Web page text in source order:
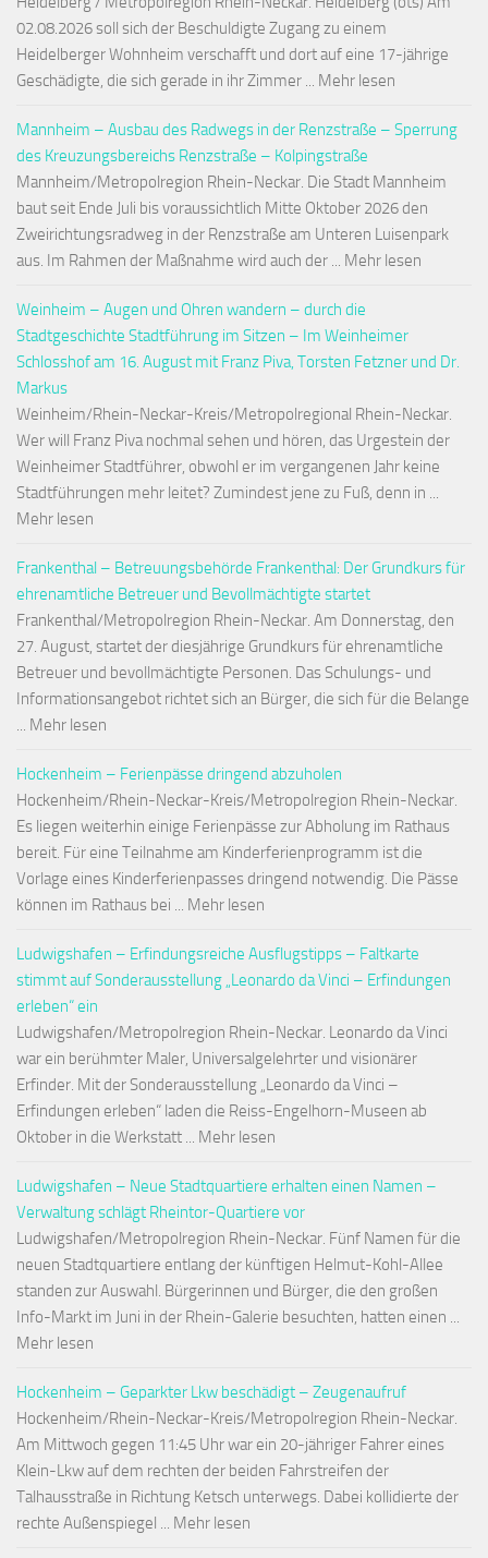
02.08.2026 soll sich der Beschuldigte Zugang zu einem
Heidelberger Wohnheim verschafft und dort auf eine 17-jährige
Geschädigte, die sich gerade in ihr Zimmer ... Mehr lesen
Mannheim – Ausbau des Radwegs in der Renzstraße – Sperrung
des Kreuzungsbereichs Renzstraße – Kolpingstraße
Mannheim/Metropolregion Rhein-Neckar. Die Stadt Mannheim
baut seit Ende Juli bis voraussichtlich Mitte Oktober 2026 den
Zweirichtungsradweg in der Renzstraße am Unteren Luisenpark
aus. Im Rahmen der Maßnahme wird auch der ... Mehr lesen
Weinheim – Augen und Ohren wandern – durch die
Stadtgeschichte Stadtführung im Sitzen – Im Weinheimer
Schlosshof am 16. August mit Franz Piva, Torsten Fetzner und Dr.
Markus
Weinheim/Rhein-Neckar-Kreis/Metropolregional Rhein-Neckar.
Wer will Franz Piva nochmal sehen und hören, das Urgestein der
Weinheimer Stadtführer, obwohl er im vergangenen Jahr keine
Stadtführungen mehr leitet? Zumindest jene zu Fuß, denn in ...
Mehr lesen
Frankenthal – Betreuungsbehörde Frankenthal: Der Grundkurs für
ehrenamtliche Betreuer und Bevollmächtigte startet
Frankenthal/Metropolregion Rhein-Neckar. Am Donnerstag, den
27. August, startet der diesjährige Grundkurs für ehrenamtliche
Betreuer und bevollmächtigte Personen. Das Schulungs- und
Informationsangebot richtet sich an Bürger, die sich für die Belange
... Mehr lesen
Hockenheim – Ferienpässe dringend abzuholen
Hockenheim/Rhein-Neckar-Kreis/Metropolregion Rhein-Neckar.
Es liegen weiterhin einige Ferienpässe zur Abholung im Rathaus
bereit. Für eine Teilnahme am Kinderferienprogramm ist die
Vorlage eines Kinderferienpasses dringend notwendig. Die Pässe
können im Rathaus bei ... Mehr lesen
Ludwigshafen – Erfindungsreiche Ausflugstipps – Faltkarte
stimmt auf Sonderausstellung „Leonardo da Vinci – Erfindungen
erleben“ ein
Ludwigshafen/Metropolregion Rhein-Neckar. Leonardo da Vinci
war ein berühmter Maler, Universalgelehrter und visionärer
Erfinder. Mit der Sonderausstellung „Leonardo da Vinci –
Erfindungen erleben“ laden die Reiss-Engelhorn-Museen ab
Oktober in die Werkstatt ... Mehr lesen
Ludwigshafen – Neue Stadtquartiere erhalten einen Namen –
Verwaltung schlägt Rheintor-Quartiere vor
Ludwigshafen/Metropolregion Rhein-Neckar. Fünf Namen für die
neuen Stadtquartiere entlang der künftigen Helmut-Kohl-Allee
standen zur Auswahl. Bürgerinnen und Bürger, die den großen
Info-Markt im Juni in der Rhein-Galerie besuchten, hatten einen ...
Mehr lesen
Hockenheim – Geparkter Lkw beschädigt – Zeugenaufruf
Hockenheim/Rhein-Neckar-Kreis/Metropolregion Rhein-Neckar.
Am Mittwoch gegen 11:45 Uhr war ein 20-jähriger Fahrer eines
Klein-Lkw auf dem rechten der beiden Fahrstreifen der
Talhausstraße in Richtung Ketsch unterwegs. Dabei kollidierte der
rechte Außenspiegel ... Mehr lesen